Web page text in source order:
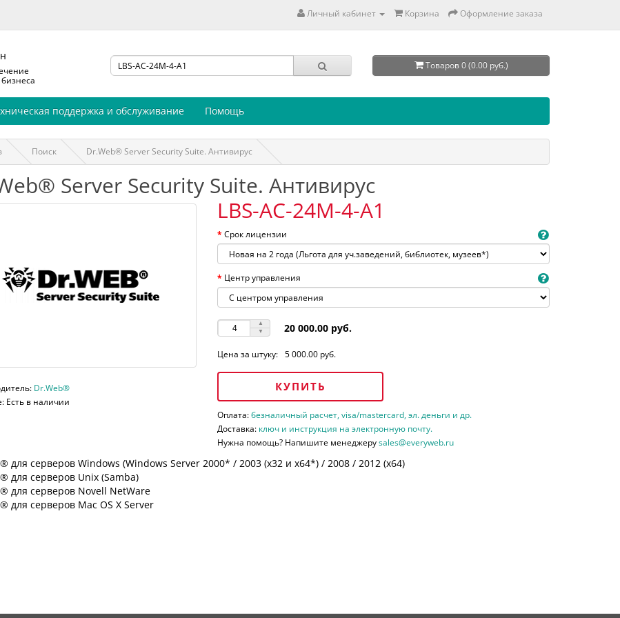
Личный кабинет Корзина Оформление заказа
Товаров 0 (0.00 руб.)
поддержка и обслуживание Помощь
Поиск Dr.Web® Server Security Suite. Антивирус
Server Security Suite. Антивирус
Dr.Web®
Есть в наличии
LBS-AC-24M-4-A1
Срок лицензии
Центр управления
20 000.00 руб.
Цена за штуку: 5 000.00 руб.
КУПИТЬ
Оплата:безналичный расчет, visa/mastercard, эл. деньги и др.
Доставка: ключ и инструкция на электронную почту.
Нужна помощь? Напишите менеджеруsales@everyweb.ru
для серверов Windows (Windows Server 2000* / 2003 (х32 и х64*) / 2008 / 2012 (х64)
для серверов Unix (Samba)
для серверов Novell NetWare
для серверов Mac OS X Server